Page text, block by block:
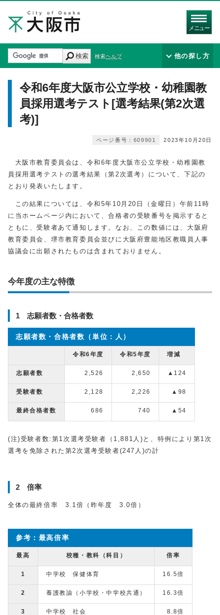
メニュー
検索 検索ヘルプ 他の探し方
令和6年度大阪市公立学校・幼稚園教
員採用選考テスト[選考結果(第2次選
考)]
2023年10月20日
ページ番号：609901
大阪市教育委員会は、令和6年度大阪市公立学校・幼稚園教
員採用選考テストの選考結果（第2次選考）について、下記の
とおり発表いたします。
この結果については、令和5年10月20日（金曜日）午前11時
に当ホームページ内において、合格者の受験番号を掲示すると
ともに、受験者あて通知します。なお、この数値には、大阪府
教育委員会、堺市教育委員会並びに大阪府豊能地区教職員人事
協議会に出願されたものは含まれておりません。
今年度の主な特徴
1 志願者数・合格者数
志願者数・合格者数（単位：人）
令和6年度 令和5年度 増減
志願者数 2,526 2,650 ▲124
受験者数 2,128 2,226 ▲98
最終合格者数 686 740 ▲54
(注)受験者数:第1次選考受験者（1,881人)と、特例により第1次
選考を免除された第2次選考受験者(247人)の計
2 倍率
全体の最終倍率 3.1倍（昨年度 3.0倍）
参考：最高倍率
最高 校種・教科（科目） 倍率
1 中学校 保健体育 16.5倍
2 養護教諭（小学校・中学校共通） 16.3倍
3 中学校 社会 8.8倍